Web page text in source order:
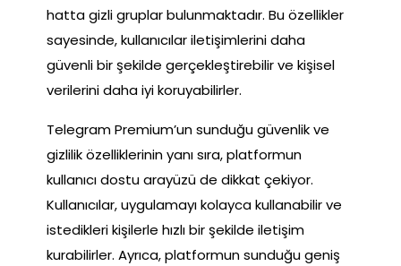
hatta gizli gruplar bulunmaktadır. Bu özellikler
sayesinde, kullanıcılar iletişimlerini daha
güvenli bir şekilde gerçekleştirebilir ve kişisel
verilerini daha iyi koruyabilirler.
Telegram Premium’un sunduğu güvenlik ve
gizlilik özelliklerinin yanı sıra, platformun
kullanıcı dostu arayüzü de dikkat çekiyor.
Kullanıcılar, uygulamayı kolayca kullanabilir ve
istedikleri kişilerle hızlı bir şekilde iletişim
kurabilirler. Ayrıca, platformun sunduğu geniş